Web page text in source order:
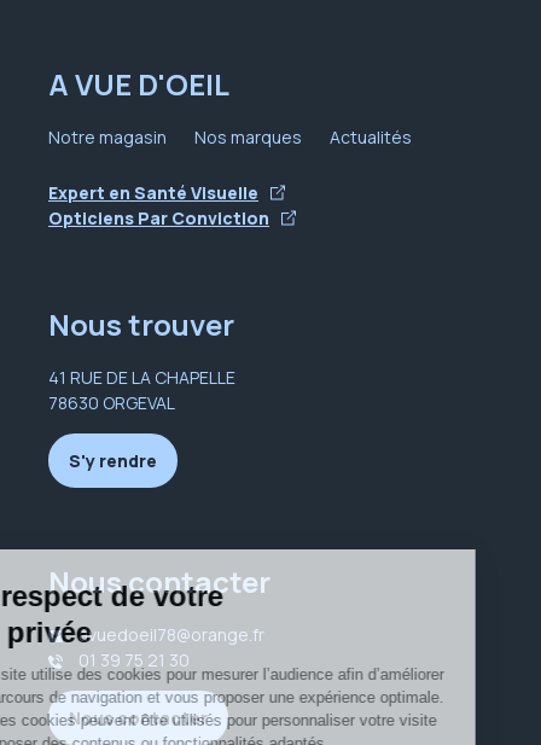
A VUE D'OEIL
Notre magasin Nos marques Actualités
Expert en Santé Visuelle
Opticiens Par Conviction
Nous trouver
41 RUE DE LA CHAPELLE
78630 ORGEVAL
S'y rendre
Nous contacter
avuedoeil78@orange.fr
01 39 75 21 30
Nous contacter